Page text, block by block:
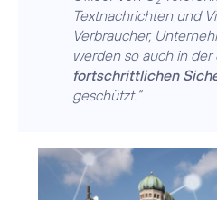
Textnachrichten und
Verbraucher,
werden so auch in der
fortschrittlichen
geschützt.“